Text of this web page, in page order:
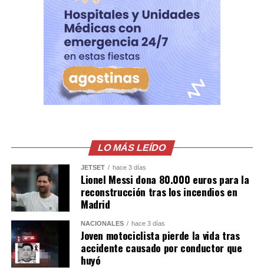
alias «my friend» o «yeimi»; Ramón Ernesto Castillo
Mejía, alias «gargamón»; Simón Alvarado Orellana, alias
«Simón»; y Nelson de Jesús Palma Escobar.
Las condenas fueron impuestas por el delito de
organizaciones terroristas con agravación especial por
el Tribunal Segundo contra el Crimen Organizado de
San Salvador, juez 2, luego de valorar la abundante
por la Fiscalía General de la República.
Comparte esto:
Facebook X
Me gusta esto:
LO MÁS LEÍDO
JETSET hace 3 días
Lionel Messi dona 80.000 euros para la
reconstrucción tras los incendios en
Madrid
NACIONALES hace 3 días
Joven motociclista pierde la vida tras
accidente causado por conductor que
huyó